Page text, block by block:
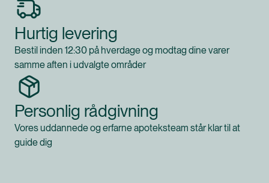
Hurtig levering
Bestil inden 12:30 på hverdage og modtag dine varer
samme aften i udvalgte områder
Personlig rådgivning
Vores uddannede og erfarne apoteksteam står klar til at
guide dig